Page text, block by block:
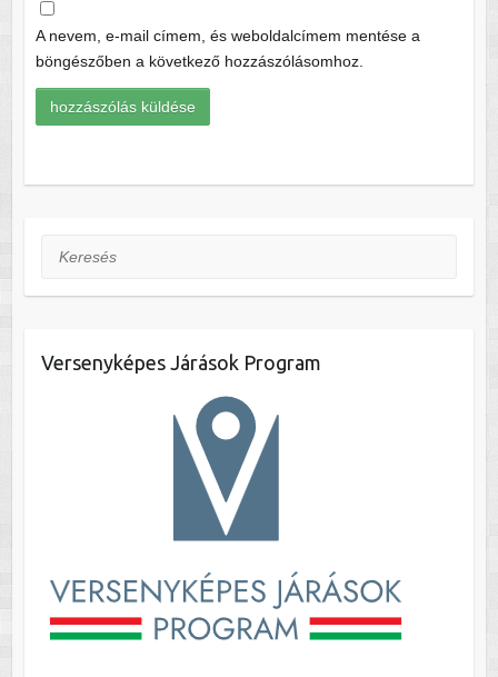
A nevem, e-mail címem, és weboldalcímem mentése a
böngészőben a következő hozzászólásomhoz.
Keresés
Versenyképes Járások Program